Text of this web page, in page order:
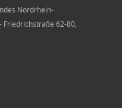
Nordrhein-
Friedrichstraße 62-80,